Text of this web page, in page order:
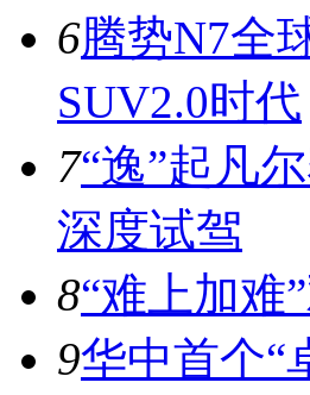
6腾势N7全
SUV2.0时代
7“逸”起凡
深度试驾
8“难上加难
9华中首个“